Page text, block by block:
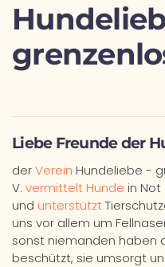
Liebe Freunde der
derVerein Hundeliebe -
V. vermittelt Hunde in Not
und unterstützt
uns vor allem um
sonst niemanden haben
beschützt, sie umsorgt